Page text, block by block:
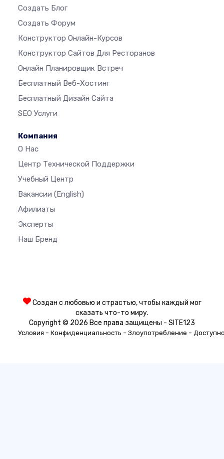
Создать Блог
Создать Форум
Конструктор Онлайн-Курсов
Конструктор Сайтов Для Ресторанов
Онлайн Планировщик Встреч
Бесплатный Веб-Хостинг
Бесплатный Дизайн Сайта
SEO Услуги
Компания
О Нас
Центр Технической Поддержки
Учебный Центр
Вакансии (English)
Афилиаты
Эксперты
Наш Бренд
Создан с любовью и страстью, чтобы каждый мог
сказать что-то миру.
Copyright © 2026 Все права защищены - SITE123
Условия - Конфиденциальность - Злоупотребление -